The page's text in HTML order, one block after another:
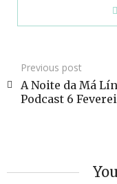
Previous post
A Noite da Má
Podcast 6